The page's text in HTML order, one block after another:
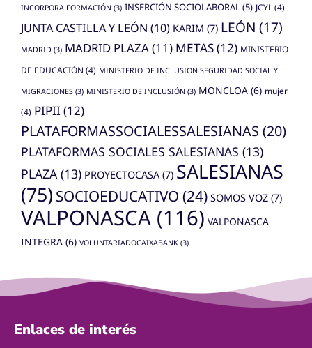
INCORPORA FORMACIÓN (3) INSERCIÓN SOCIOLABORAL(5) JCYL(4)
JUNTA CASTILLA Y LEÓN (10) KARIM (7) LEÓN (17)
MADRID (3) MADRID PLAZA(11) METAS(12) MINISTERIO
DE EDUCACIÓN (4) MINISTERIO DE INCLUSION SEGURIDAD SOCIAL Y
MIGRACIONES (3) MINISTERIO DE INCLUSIÓN (3) MONCLOA (6) mujer
(4) PIPII(12)
PLATAFORMASSOCIALESSALESIANAS (20)
PLATAFORMAS SOCIALES SALESIANAS (13)
PLAZA (13) PROYECTOCASA (7) SALESIANAS
(75) SOCIOEDUCATIVO (24) SOMOS VOZ (7)
VALPONASCA (116) VALPONASCA
INTEGRA (6) VOLUNTARIADOCAIXABANK (3)
Enlaces de interés